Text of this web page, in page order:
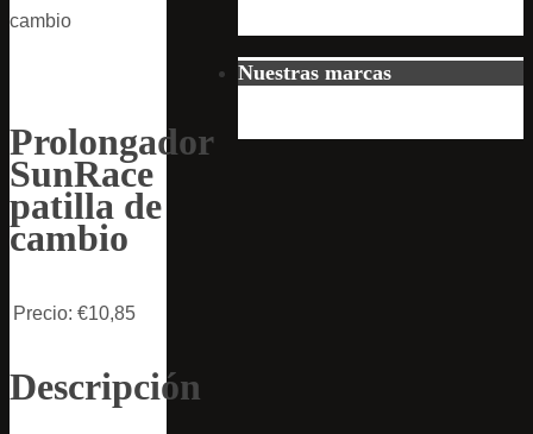
cambio
Prolongador
SunRace
patilla de
cambio
Precio: €10,85
Descripción
Nuestras marcas